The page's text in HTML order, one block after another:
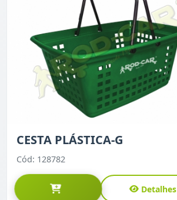
CESTA PLÁSTICA-G
Cód: 128782
Detalhes